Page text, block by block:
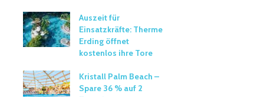
Auszeit für
Einsatzkräfte: Therme
Erding öffnet
kostenlos ihre Tore
Kristall Palm Beach –
Spare 36 % auf 2